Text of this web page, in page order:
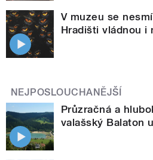
V muzeu se
Hradišti vládnou i
NEJPOSLOUCHANĚJŠÍ
Průzračná a
valašský Balaton